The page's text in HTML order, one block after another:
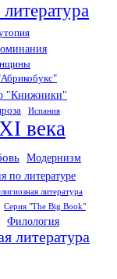
"Книжники"
Испания
века
Модернизм
по литературе
литература
Серия "The Big Book"
Филология
литература